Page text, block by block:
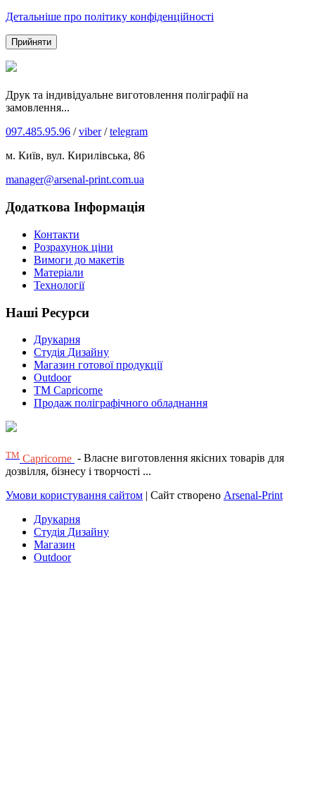
Детальніше про політику конфіденційності
Прийняти
Друк та індивідуальне виготовлення поліграфії на
замовлення...
097.485.95.96 /viber/telegram
м. Київ, вул. Кирилівська, 86
manager@arsenal-print.com.ua
Додаткова Інформація
Контакти
Розрахунок ціни
Вимоги до макетів
Матеріали
Технології
Наші Ресурси
Друкарня
Студія Дизайну
Магазин готової продукції
Outdoor
TM Capricorne
Продаж поліграфічного обладнання
ТМ Capricorne - Власне виготовлення якісних товарів для
дозвілля, бізнесу і творчості ...
Умови користування сайтом | Сайт створено Arsenal-Print
Друкарня
Студія Дизайну
Магазин
Outdoor